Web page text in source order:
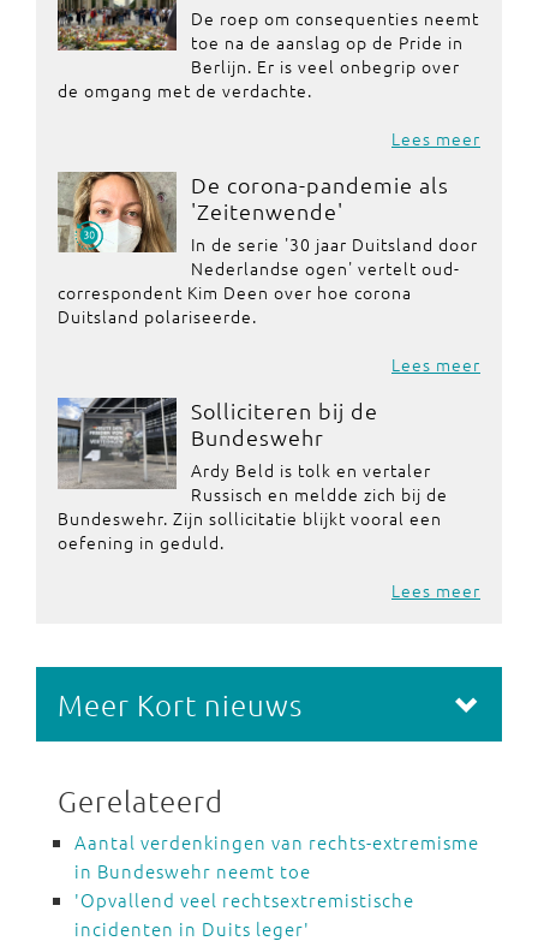
De roep om consequenties neemt
toe na de aanslag op de Pride in
Berlijn. Er is veel onbegrip over
de omgang met de verdachte.
Lees meer
De corona-pandemie als
'Zeitenwende'
In de serie '30 jaar Duitsland door
Nederlandse ogen' vertelt oud-
correspondent Kim Deen over hoe corona
Duitsland polariseerde.
Lees meer
Solliciteren bij de
Bundeswehr
Ardy Beld is tolk en vertaler
Russisch en meldde zich bij de
Bundeswehr. Zijn sollicitatie blijkt vooral een
oefening in geduld.
Lees meer
Meer Kort nieuws
Gerelateerd
Aantal verdenkingen van rechts-extremisme
in Bundeswehr neemt toe
'Opvallend veel rechtsextremistische
incidenten in Duits leger'